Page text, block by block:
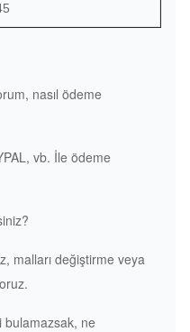
nasıl ödeme
vb. İle ödeme
malları değiştirme veya
bulamazsak, ne